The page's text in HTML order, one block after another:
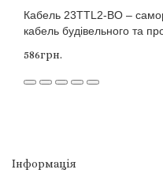
Кабель 23TTL2-BO –
кабель будівельного та
586грн.
Інформація